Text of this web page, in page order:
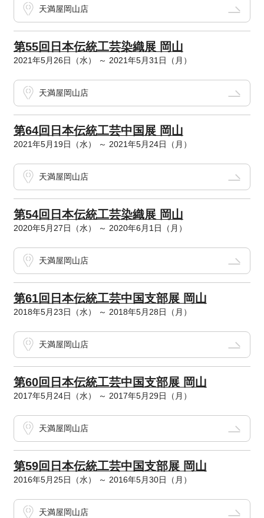
天満屋岡山店
第55回日本伝統工芸染織展 岡山
2021年5月26日（水） ～ 2021年5月31日（月）
天満屋岡山店
第64回日本伝統工芸中国展 岡山
2021年5月19日（水） ～ 2021年5月24日（月）
天満屋岡山店
第54回日本伝統工芸染織展 岡山
2020年5月27日（水） ～ 2020年6月1日（月）
天満屋岡山店
第61回日本伝統工芸中国支部展 岡山
2018年5月23日（水） ～ 2018年5月28日（月）
天満屋岡山店
第60回日本伝統工芸中国支部展 岡山
2017年5月24日（水） ～ 2017年5月29日（月）
天満屋岡山店
第59回日本伝統工芸中国支部展 岡山
2016年5月25日（水） ～ 2016年5月30日（月）
天満屋岡山店